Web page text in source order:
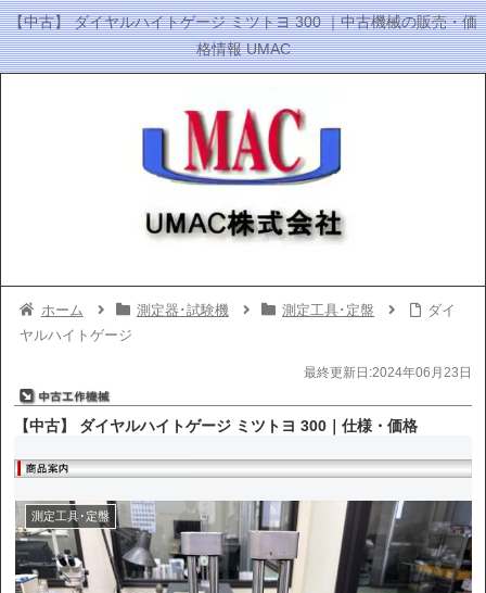
【中古】 ダイヤルハイトゲージ ミツトヨ 300 ｜中古機械の販売・価
格情報 UMAC
ホーム 測定器･試験機 測定工具･定盤
ダイ
ヤルハイトゲージ
最終更新日:2024年06月23日
【中古】 ダイヤルハイトゲージ ミツトヨ 300｜仕様・価格
測定工具･定盤